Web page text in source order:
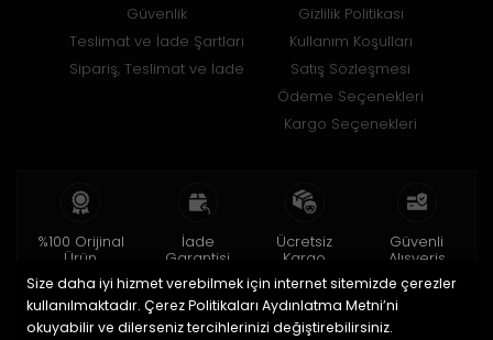
Güvenlik
Teslimat ve İade Şartları
Sipariş, Teslimat ve İade
Gizlilik Politikası
Kullanım Koşulları
Satış Sözleşmesi
Ödeme Seçenekleri
Kargo Seçenekleri
%100 Orijinal
Ürün
2 yıl garanti
İade
Garantisi
15 gün içinde
iade
Ücretsiz
Kargo
150 TL ve üzeri
Güvenli
Alışveriş
256bit SSL ile
Size daha iyi hizmet verebilmek için internet sitemizde çerezler
kullanılmaktadır. Çerez Politikaları Aydınlatma Metni’ni
okuyabilir ve dilerseniz tercihlerinizi değiştirebilirsiniz.